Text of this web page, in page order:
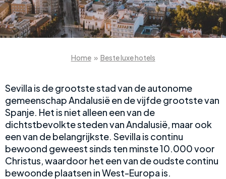
Home » Beste luxe hotels
Sevilla is de grootste stad van de autonome
gemeenschap Andalusië en de vijfde grootste van
Spanje. Het is niet alleen een van de
dichtstbevolkte steden van Andalusië, maar ook
een van de belangrijkste. Sevilla is continu
bewoond geweest sinds ten minste 10.000 voor
Christus, waardoor het een van de oudste continu
bewoonde plaatsen in West-Europa is.